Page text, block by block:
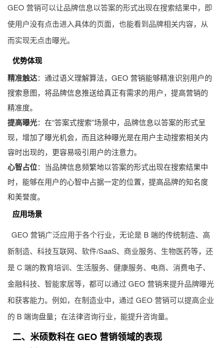
GEO 营销可以让品牌信息以答案的形式出现在搜索结果中，即
使用户没有点击进入具体的页面，也能看到品牌相关内容，从
而实现无点击曝光。
优势体现
精准触达：通过语义理解算法，GEO 营销能够精准识别用户的
搜索意图，将品牌信息推送给真正有需求的用户，提高营销的
精准度。
提高曝光：在“答案式搜索”场景中，品牌信息以答案的形式呈
现，增加了曝光机会，而且这种曝光是在用户主动搜索相关内
容时出现的，更容易吸引用户的注意力。
心智占位：当品牌信息频繁地以答案的形式出现在搜索结果中
时，能够在用户的心智中占据一定的位置，提高品牌的知名度
和美誉度。
应用场景
GEO 营销广泛应用于各个行业，无论是 B 端的传统制造、高
新制造、科技互联网、软件/SaaS、商业服务、生物医药等，还
是 C 端的教育培训、生活服务、健康服务、电商、消费电子、
金融科技、智能家居等，都可以通过 GEO 营销来提升品牌曝光
和获客能力。例如，在制造业中，通过 GEO 营销可以提高企业
的 B 端询盘量；在法律咨询行业，能提升咨询量。
二、 米硕数科在 GEO 营销领域的表现